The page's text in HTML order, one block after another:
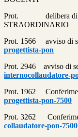
Prot. delibera di
STRAORDINARIO
Prot. 1566 avviso di
progettista-pon
Prot. 2946 avviso di
internocollaudatore-
Prot. 1962
progettista-pon-7500
Prot. 3262
collaudatore-pon-7500